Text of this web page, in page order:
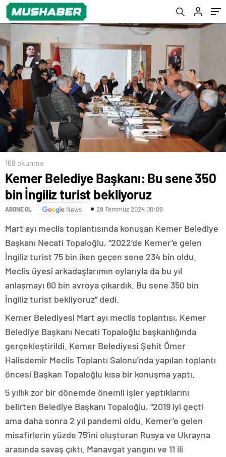
168 okunma
Kemer Belediye Başkanı: Bu sene 350
bin İngiliz turist bekliyoruz
ABONE OL News 28 Temmuz 2024 00:09
Mart ayı meclis toplantısında konuşan Kemer Belediye
Başkanı Necati Topaloğlu, “2022’de Kemer’e gelen
İngiliz turist 75 bin iken geçen sene 234 bin oldu.
Meclis üyesi arkadaşlarımın oylarıyla da bu yıl
anlaşmayı 60 bin avroya çıkardık. Bu sene 350 bin
İngiliz turist bekliyoruz” dedi.
Kemer Belediyesi Mart ayı meclis toplantısı, Kemer
Belediye Başkanı Necati Topaloğlu başkanlığında
gerçekleştirildi. Kemer Belediyesi Şehit Ömer
Halisdemir Meclis Toplantı Salonu’nda yapılan toplantı
öncesi Başkan Topaloğlu kısa bir konuşma yaptı.
5 yıllık zor bir dönemde önemli işler yaptıklarını
belirten Belediye Başkanı Topaloğlu, “2019 iyi geçti
ama daha sonra 2 yıl pandemi oldu. Kemer’e gelen
misafirlerin yüzde 75’ini oluşturan Rusya ve Ukrayna
arasında savaş çıktı. Manavgat yangını ve 11 ili